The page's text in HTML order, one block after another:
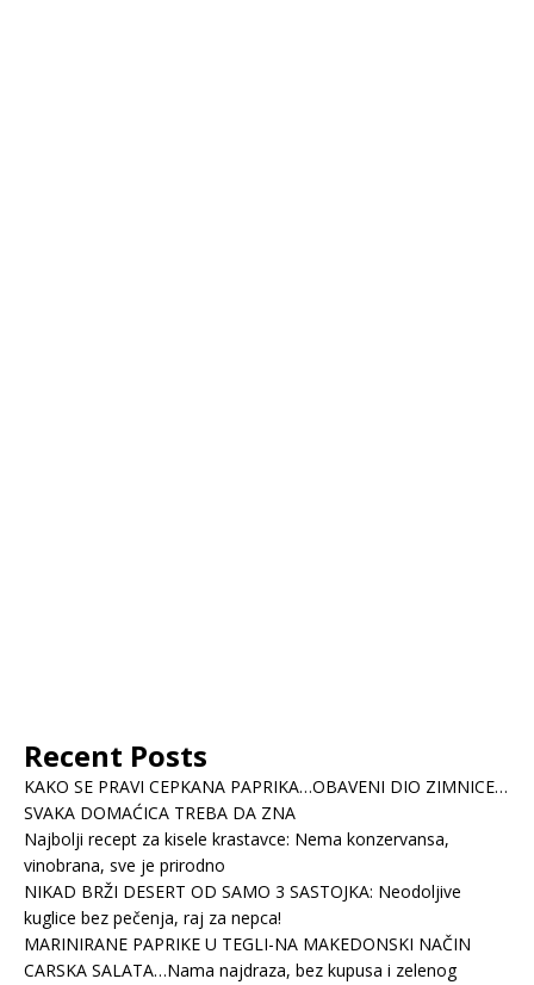
Recent Posts
KAKO SE PRAVI CEPKANA PAPRIKA…OBAVENI DIO ZIMNICE…
SVAKA DOMAĆICA TREBA DA ZNA
Najbolji recept za kisele krastavce: Nema konzervansa,
vinobrana, sve je prirodno
NIKAD BRŽI DESERT OD SAMO 3 SASTOJKA: Neodoljive
kuglice bez pečenja, raj za nepca!
MARINIRANE PAPRIKE U TEGLI-NA MAKEDONSKI NAČIN
CARSKA SALATA…Nama najdraza, bez kupusa i zelenog